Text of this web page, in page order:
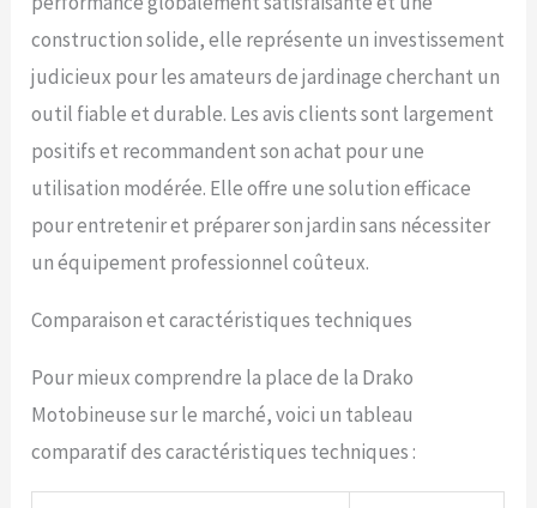
construction solide, elle représente un investissement
judicieux pour les amateurs de jardinage cherchant un
outil fiable et durable. Les avis clients sont largement
positifs et recommandent son achat pour une
utilisation modérée. Elle offre une solution efficace
pour entretenir et préparer son jardin sans nécessiter
un équipement professionnel coûteux.
Comparaison et caractéristiques techniques
Pour mieux comprendre la place de la Drako
Motobineuse sur le marché, voici un tableau
comparatif des caractéristiques techniques :